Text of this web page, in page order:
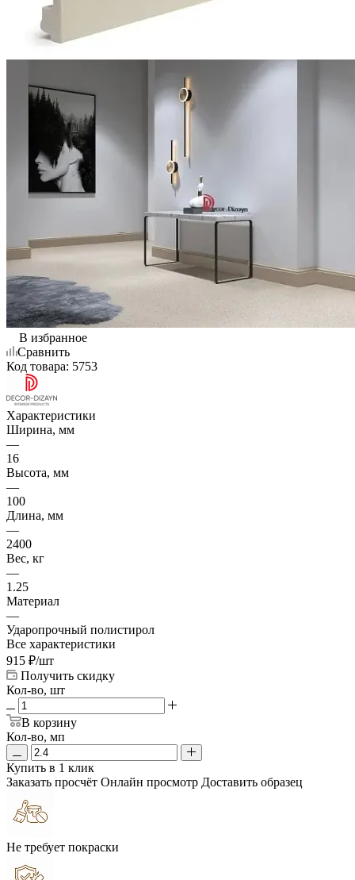
В избранное
Сравнить
Код товара: 5753
Характеристики
Ширина, мм
—
16
Высота, мм
—
100
Длина, мм
—
2400
Вес, кг
—
1.25
Материал
—
Ударопрочный полистирол
Все характеристики
915 ₽/шт
Получить скидку
Кол-во, шт
В корзину
Кол-во, мп
Купить в 1 клик
Заказать просчёт Онлайн просмотр Доставить образец
Не требует покраски